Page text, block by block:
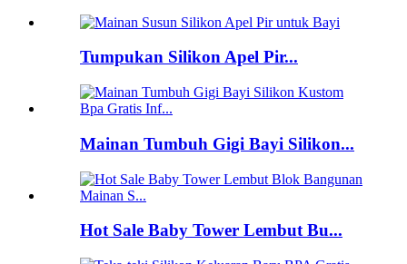
Tumpukan Silikon Apel Pir...
Mainan Tumbuh Gigi Bayi Silikon...
Hot Sale Baby Tower Lembut Bu...